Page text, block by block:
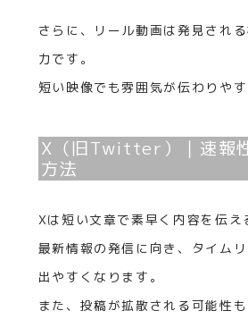
さらに、リール動画は発見され
力です。
短い映像でも雰囲気が伝わりやす
X（旧Twitter）｜速報
方法
Xは短い文章で素早く内容を伝え
最新情報の発信に向き、タイム
出やすくなります。
また、投稿が拡散される可能性も